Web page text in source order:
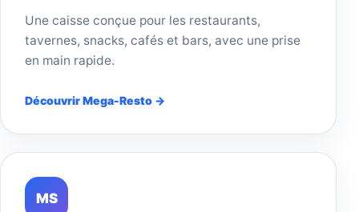
Une caisse conçue pour les restaurants,
tavernes, snacks, cafés et bars, avec une prise
en main rapide.
Découvrir Mega-Resto →
MS